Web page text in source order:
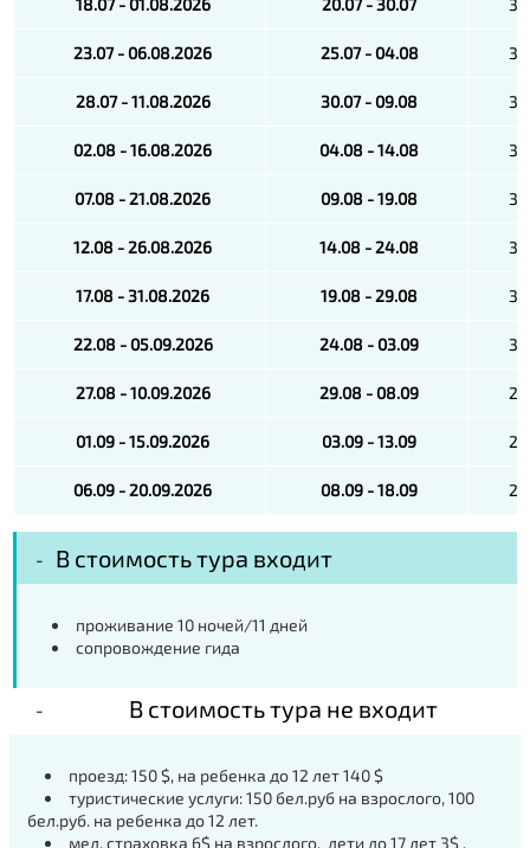
18.07 - 01.08.2026 20.07 - 30.07
23.07 - 06.08.2026 25.07 - 04.08
28.07 - 11.08.2026 30.07 - 09.08
02.08 - 16.08.2026 04.08 - 14.08
07.08 - 21.08.2026 09.08 - 19.08
12.08 - 26.08.2026 14.08 - 24.08
17.08 - 31.08.2026 19.08 - 29.08
22.08 - 05.09.2026 24.08 - 03.09
27.08 - 10.09.2026 29.08 - 08.09
01.09 - 15.09.2026 03.09 - 13.09
06.09 - 20.09.2026 08.09 - 18.09
В стоимость тура входит
проживание 10 ночей/11 дней
сопровождение гида
В стоимость тура не входит
проезд: 150 $, на ребенка до 12 лет 140 $
туристические услуги: 150 бел.руб на взрослого, 100
бел.руб. на ребенка до 12 лет.
мед. страховка 6$ на взрослого, дети до 17 лет 3$ .